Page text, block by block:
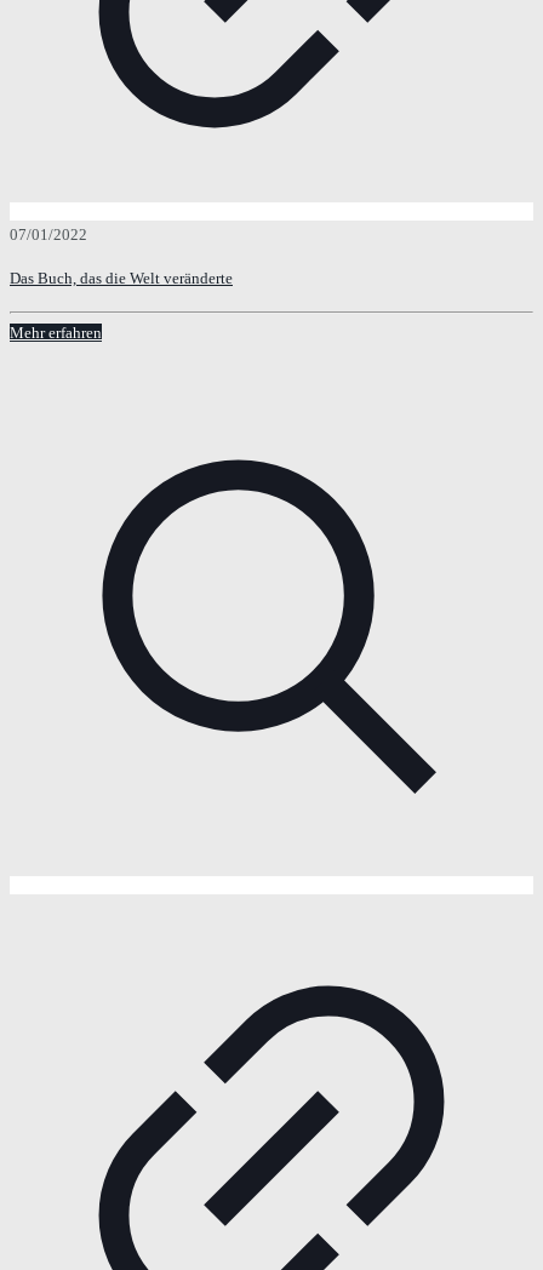
07/01/2022
Das Buch, das die Welt veränderte
Mehr erfahren